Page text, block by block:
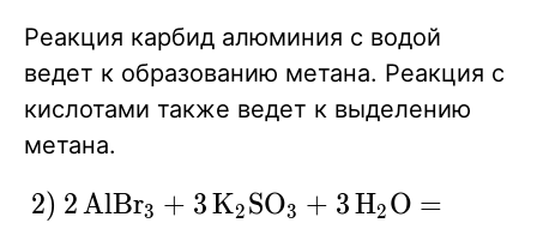
+
12HBr
=
4AlBr3
+
3CH4
^}
Реакция карбид алюминия с водой
ведет к образованию метана. Реакция с
кислотами также ведет к выделению
метана.
\ce{2)
2) 2AlBrX
3 + 3KX
2 SOX
3 + 3HX
2 O =